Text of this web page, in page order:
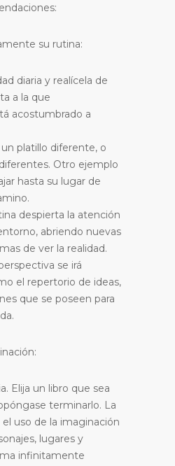
su rutina:
diaria y realícela de
a la que
acostumbrado a
platillo diferente, o
Otro ejemplo
hasta su lugar de
despierta la atención
abriendo nuevas
de ver la realidad.
se irá
el repertorio de ideas,
que se poseen para
Elija un libro que sea
terminarlo. La
uso de la imaginación
lugares y
infinitamente